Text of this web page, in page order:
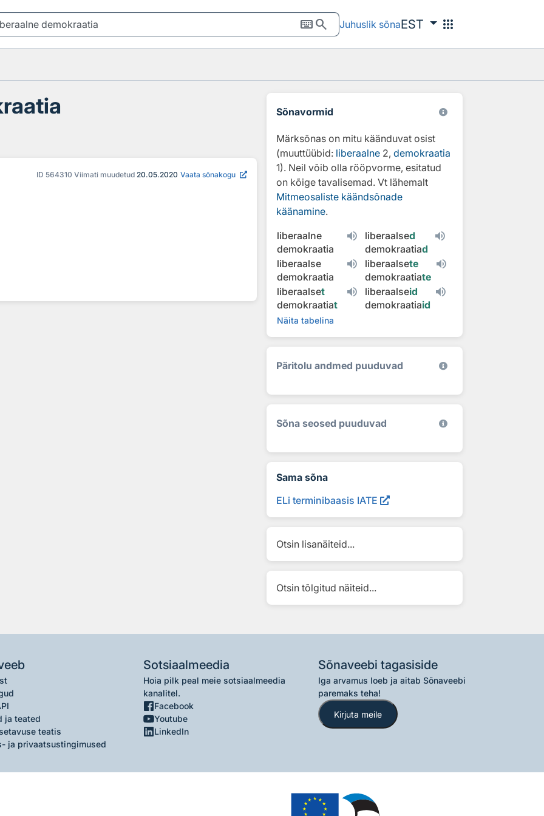
keyboardsearch Juhuslik sõnaEST apps
ID 564310 Viimati muudetud 20.05.2020 Vaata sõnakogu
Sõnavormid
Märksõnas on mitu käänduvat osist
(muuttüübid: liberaalne 2,demokraatia
1). Neil võib olla rööpvorme, esitatud
on kõige tavalisemad. Vt lähemalt
Mitmeosaliste käändsõnade
käänamine.
liberaalne
demokraatia
liberaalsed
demokraatiad
liberaalse
demokraatia
liberaalsete
demokraatiate
liberaalset
demokraatiat
liberaalseid
demokraatiaid
Näita tabelina
Päritolu andmed puuduvad
Sõna seosed puuduvad
Sama sõna
ELi terminibaasis IATE
Otsin lisanäiteid...
Otsin tõlgitud näiteid...
ja teated
teatis
ja privaatsustingimused
Sotsiaalmeedia
Hoia pilk peal meie sotsiaalmeedia
kanalitel.
Facebook
Youtube
LinkedIn
Sõnaveebi tagasiside
Iga arvamus loeb ja aitab Sõnaveebi
paremaks teha!
Kirjuta meile